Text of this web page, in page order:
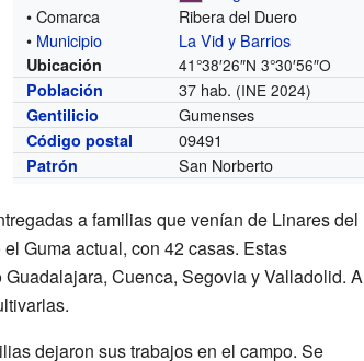
• Comarca
Ribera del Duero
• Municipio La Vid y Barrios
Ubicación 41°38′26″N 3°30′56″O
Población
37 hab. (INE 2024)
Gentilicio
Gumenses
Código postal 09491
Patrón San Norberto
a familias que venían de Linares del
Guma actual, con 42 casas. Estas
Cuenca, Segovia y Valladolid. A
dejaron sus trabajos en el campo. Se